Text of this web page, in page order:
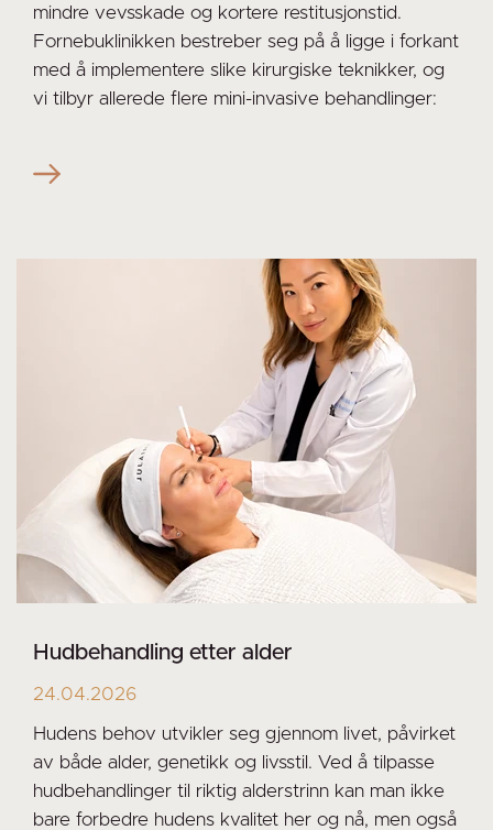
mindre vevsskade og kortere restitusjonstid.
Fornebuklinikken bestreber seg på å ligge i forkant
med å implementere slike kirurgiske teknikker, og
vi tilbyr allerede flere mini-invasive behandlinger:
Hudbehandling etter alder
24.04.2026
Hudens behov utvikler seg gjennom livet, påvirket
av både alder, genetikk og livsstil. Ved å tilpasse
hudbehandlinger til riktig alderstrinn kan man ikke
bare forbedre hudens kvalitet her og nå, men også